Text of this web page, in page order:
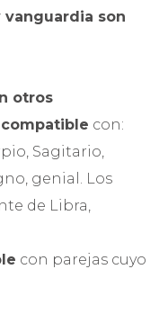
son
otros
compatible con:
Sagitario,
genial. Los
de Libra,
con parejas cuyo